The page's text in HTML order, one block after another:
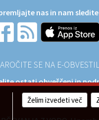
nas in nam sledite
SE NA E-
ostati obveščeni in
razvoj?
Želim izvedeti več